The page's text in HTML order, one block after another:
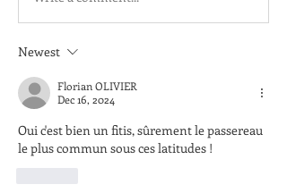
Newest
Florian OLIVIER
Dec 16, 2024
Oui c'est bien un fitis, sûrement le passereau
le plus commun sous ces latitudes !